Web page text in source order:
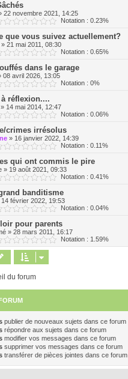
22 novembre 2021, 14:25
Notation : 0.23%
que vous suivez actuellement?
» 21 mai 2011, 08:30
Notation : 0.65%
dans le garage
08 avril 2026, 13:05
Notation : 0%
réflexion....
» 14 mai 2014, 12:47
Notation : 0.06%
crimes irrésolus
» 16 janvier 2022, 14:39
Notation : 0.11%
qui ont commis le pire
» 19 août 2021, 09:33
Notation : 0.41%
banditisme
14 février 2022, 19:53
Notation : 0.04%
pour parents
» 28 mars 2011, 16:17
Notation : 1.59%
du forum
publier de nouveaux sujets dans ce forum
répondre aux sujets dans ce forum
modifier vos messages dans ce forum
supprimer vos messages dans ce forum
transférer de pièces jointes dans ce forum